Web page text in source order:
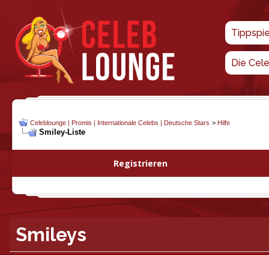
Die
Celeblounge | Promis | Internationale Celebs | Deutsche Stars > Hilfe
Smiley-Liste
Registrieren
Smileys